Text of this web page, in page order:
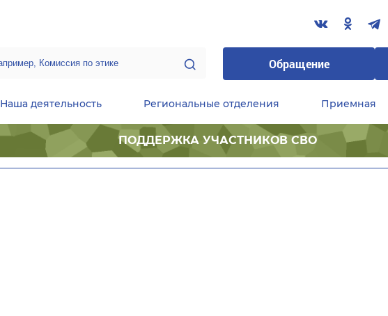
Обращение
Наша деятельность Региональные отделения Приемная
ПОДДЕРЖКА УЧАСТНИКОВ СВО